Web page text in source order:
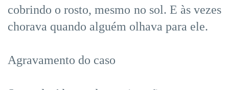
cobrindo o rosto, mesmo no sol. E às vezes
chorava quando alguém olhava para ele.
Agravamento do caso